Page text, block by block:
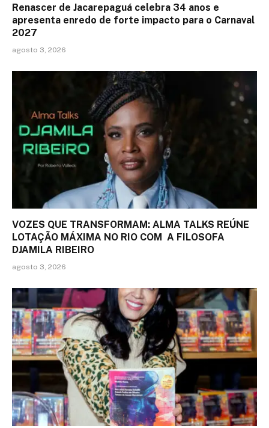
Renascer de Jacarepaguá celebra 34 anos e
apresenta enredo de forte impacto para o Carnaval
2027
agosto 3, 2026
VOZES QUE TRANSFORMAM: ALMA TALKS REÚNE
LOTAÇÃO MÁXIMA NO RIO COM A FILOSOFA
DJAMILA RIBEIRO
agosto 3, 2026